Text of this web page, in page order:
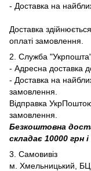
- Доставка на
Доставка
оплаті замовлення.
2. Служба
- Адресна доставка
- Доставка на
замовлення.
Відправка
замовлення.
Безкоштовна
складає 10000 грн
3. Самовивіз
м. Хмельницький, БЦ